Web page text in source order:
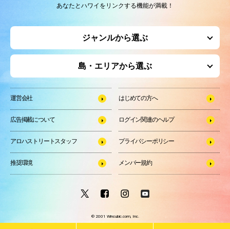
あなたとハワイをリンクする機能が満載！
ジャンルから選ぶ
島・エリアから選ぶ
運営会社 はじめての方へ
広告掲載について ログイン関連のヘルプ
アロハストリートスタッフ プライバシーポリシー
推奨環境 メンバー規約
© 2001 Wincubic.com, Inc.